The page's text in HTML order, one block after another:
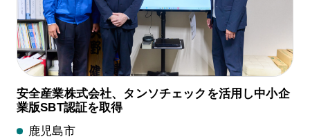
安全産業株式会社、タンソチェックを活用し中小企
業版SBT認証を取得
鹿児島市